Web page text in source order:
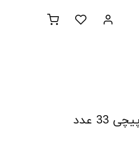
کلیپ دستی پیچی 33 عدد